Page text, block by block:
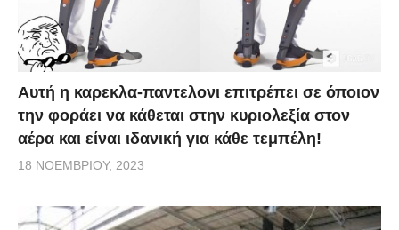
Αυτή η καρεκλα-παντελονι επιτρέπει σε όποιον
την φοράει να κάθεται στην κυριολεξία στον
αέρα και είναι ιδανική για κάθε τεμπέλη!
18 ΝΟΕΜΒΡΊΟΥ, 2023